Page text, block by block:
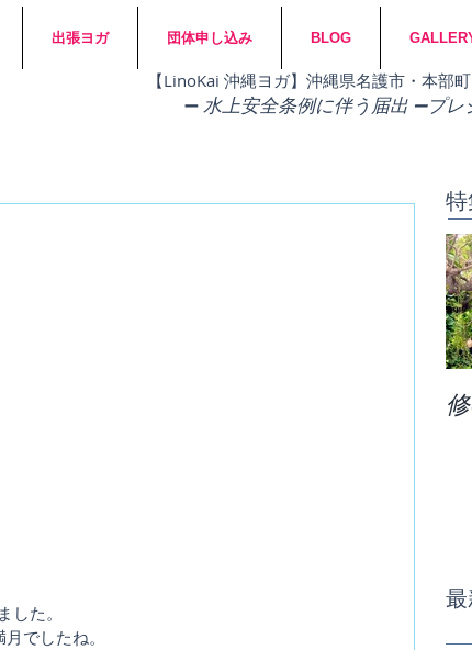
出張ヨガ 団体申し込み BLOG
【LinoKai 沖縄ヨガ】沖縄県名護市・本
➖水上安全条例に伴う届出 ➖プレ
た。
でしたね。